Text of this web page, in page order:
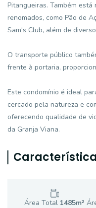
Pitangueiras. Também
renomados, como Pão de
Sam's Club, além de
O transporte público
frente à portaria,
Este condomínio é ideal
cercado pela natureza e
oferecendo qualidade de
da Granja Viana.
Área Total 1485m²